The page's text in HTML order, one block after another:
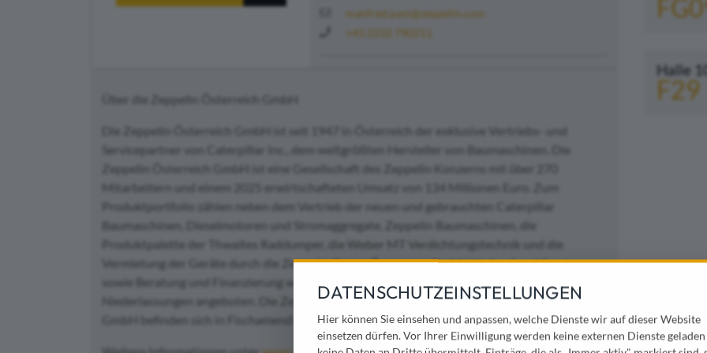
manfred.pani@zeppelin.com
+43 2232 790211
Über die Zeppelin Österreich GmbH
Die Zeppelin Österreich GmbH ist seit 1947 in Österreich der exklusive Vertriebs- und
Servicepartner von Caterpillar Inc., dem weltgrößten Hersteller von Baumaschinen. Die
Zeppelin Österreich GmbH ist eine Gesellschaft des Zeppelin Konzerns mit über 270
Mitarbeitern und einem 2025 erwirtschafteten Umsatz von 134 Millionen Euro. Zum
Produktportfolio zählen neben dem Vertrieb der neuen und gebrauchten Caterpillar
Baumaschinen, Dieselmotoren und Stromaggregate, Zeppelin Baumaschinen, die
Produktpalette der Thwaites Raddumper, die Weber MT Verdichtungstechnik und die
Vermietung der Geräte durch die Zeppelin Rental Österreich GmbH. Verkauf und Service,
sowie Beratung und Finanzierung werden österreichweit flächendeckend in fünf
Niederlassungen angeboten. Die Zentrale und der juristische Sitz der Zeppelin Österreich
GmbH befinden sich in Fischamend bei Wien.
Halle
F29
DATENSCHUTZEINSTELLUNGEN
Hier können Sie einsehen und anpassen, welche Dienste wir auf dieser Website
einsetzen dürfen. Vor Ihrer Einwilligung werden keine externen Dienste